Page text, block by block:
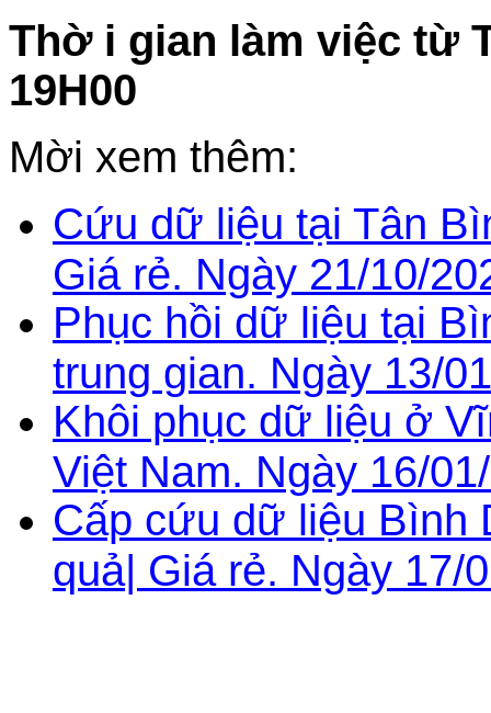
Thờ i gian làm việc từ
19H00
Mời xem thêm:
Cứu dữ liệu tại Tân
Giá rẻ. Ngày 21/10/
Phục hồi dữ liệu tại
trung gian. Ngày 13/
Khôi phục dữ liệu ở
Việt Nam. Ngày 16/
Cấp cứu dữ liệu Bình
quả| Giá rẻ. Ngày 17/